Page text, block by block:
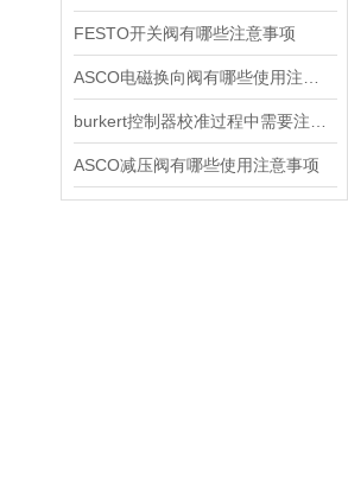
FESTO开关阀有哪些注意事项
ASCO减压阀有哪些使用注意事项